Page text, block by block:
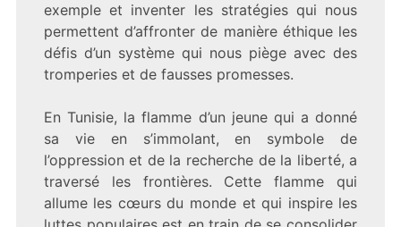
exemple et inventer les stratégies qui nous
permettent d’affronter de manière éthique les
défis d’un système qui nous piège avec des
tromperies et de fausses promesses.
En Tunisie, la flamme d’un jeune qui a donné
sa vie en s’immolant,
en symbole de
l’oppression et de la recherche de la liberté, a
traversé les frontières. Cette flamme qui
allume les cœurs du monde et qui inspire les